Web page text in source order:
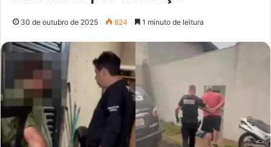
30 de outubro de 2025 824 1 minuto de leitura